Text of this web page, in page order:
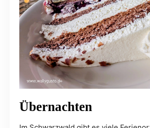
Übernachten